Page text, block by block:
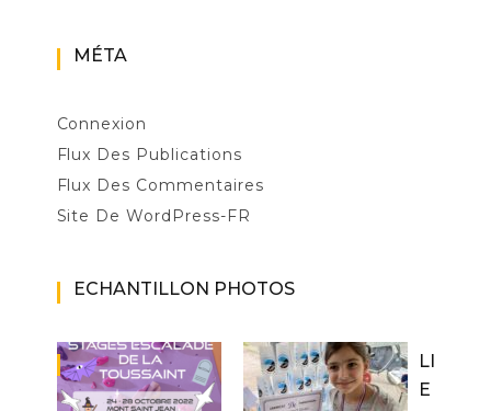
MÉTA
Connexion
Flux Des Publications
Flux Des Commentaires
Site De WordPress-FR
ECHANTILLON PHOTOS
LI
E